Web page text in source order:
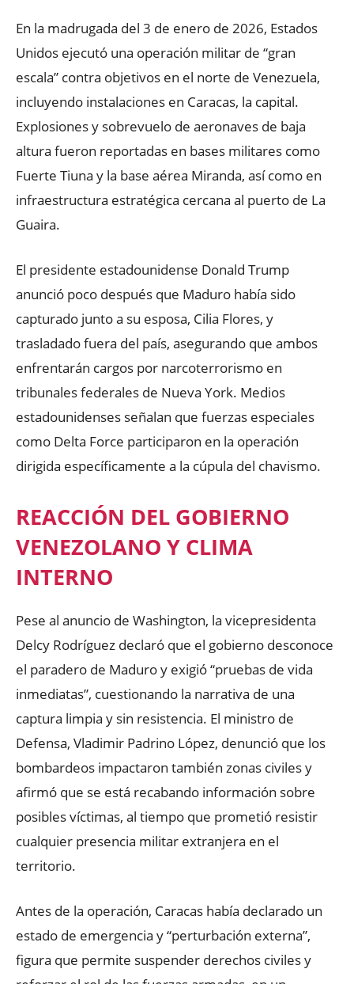
En la madrugada del 3 de enero de 2026, Estados
Unidos ejecutó una operación militar de “gran
escala” contra objetivos en el norte de Venezuela,
incluyendo instalaciones en Caracas, la capital.
Explosiones y sobrevuelo de aeronaves de baja
altura fueron reportadas en bases militares como
Fuerte Tiuna y la base aérea Miranda, así como en
infraestructura estratégica cercana al puerto de La
Guaira.
El presidente estadounidense Donald Trump
anunció poco después que Maduro había sido
capturado junto a su esposa, Cilia Flores, y
trasladado fuera del país, asegurando que ambos
enfrentarán cargos por narcoterrorismo en
tribunales federales de Nueva York. Medios
estadounidenses señalan que fuerzas especiales
como Delta Force participaron en la operación
dirigida específicamente a la cúpula del chavismo.
REACCIÓN DEL GOBIERNO
VENEZOLANO Y CLIMA
INTERNO
Pese al anuncio de Washington, la vicepresidenta
Delcy Rodríguez declaró que el gobierno desconoce
el paradero de Maduro y exigió “pruebas de vida
inmediatas”, cuestionando la narrativa de una
captura limpia y sin resistencia. El ministro de
Defensa, Vladimir Padrino López, denunció que los
bombardeos impactaron también zonas civiles y
afirmó que se está recabando información sobre
posibles víctimas, al tiempo que prometió resistir
cualquier presencia militar extranjera en el
territorio.
Antes de la operación, Caracas había declarado un
estado de emergencia y “perturbación externa”,
figura que permite suspender derechos civiles y